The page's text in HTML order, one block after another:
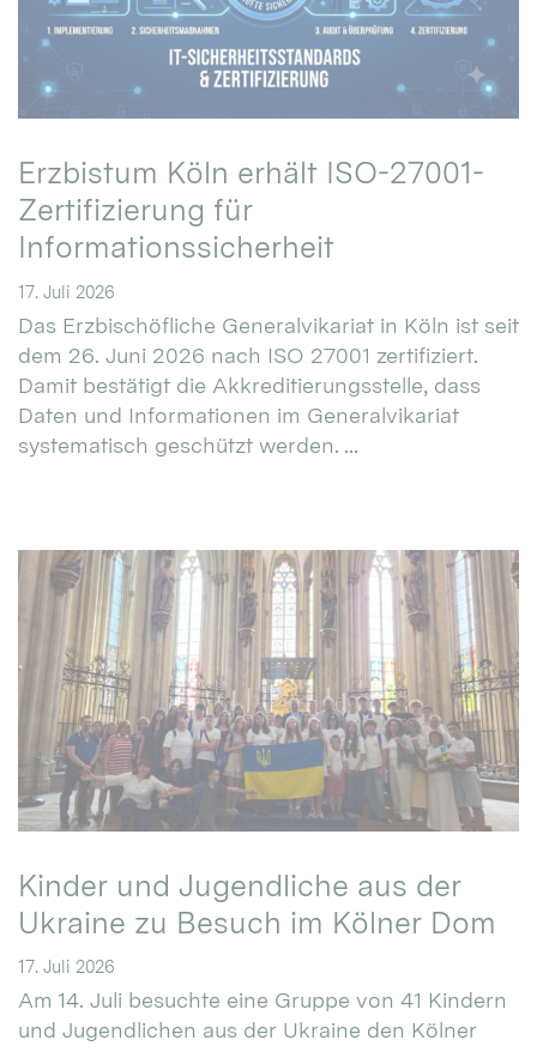
Erzbistum Köln erhält ISO-27001-
Zertifizierung für
Informationssicherheit
17. Juli 2026
Das Erzbischöfliche Generalvikariat in Köln ist seit
dem 26. Juni 2026 nach ISO 27001 zertifiziert.
Damit bestätigt die Akkreditierungsstelle, dass
Daten und Informationen im Generalvikariat
systematisch geschützt werden. ...
Kinder und Jugendliche aus der
Ukraine zu Besuch im Kölner Dom
17. Juli 2026
Am 14. Juli besuchte eine Gruppe von 41 Kindern
und Jugendlichen aus der Ukraine den Kölner